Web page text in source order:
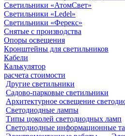
Светильники «АтомСвет»
Светильники «Ledel»
Светильники «Ферекс»
Снятые с производства
Опоры освещения
Кронштейны для светильников
Кабели
Калькулятор
расчета стоимости
Другие светильники
Садово-парковые светильники
Архитектурное освещение
Светодиодные лампы
Типы цоколей светодиодных ламп
Светодиодные информационные